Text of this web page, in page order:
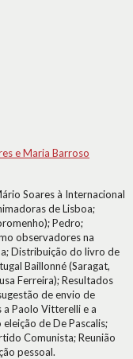
e Maria Barroso
Soares à Internacional
de Lisboa;
Pedro;
observadores na
Distribuição do livro de
Baillonné (Saragat,
Ferreira); Resultados
de envio de
Paolo Vitterelli e a
de De Pascalis;
Comunista; Reunião
pessoal.